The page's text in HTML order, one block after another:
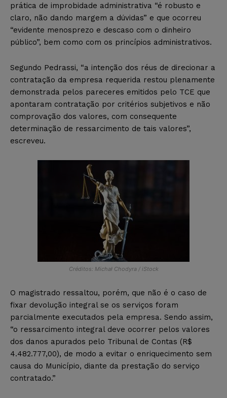
prática de improbidade administrativa “é robusto e
claro, não dando margem a dúvidas” e que ocorreu
“evidente menosprezo e descaso com o dinheiro
público”, bem como com os princípios administrativos.
Segundo Pedrassi, “a intenção dos réus de direcionar a
contratação da empresa requerida restou plenamente
demonstrada pelos pareceres emitidos pelo TCE que
apontaram contratação por critérios subjetivos e não
comprovação dos valores, com consequente
determinação de ressarcimento de tais valores”,
escreveu.
Créditos: Michał Chodyra / iStock
O magistrado ressaltou, porém, que não é o caso de
fixar devolução integral se os serviços foram
parcialmente executados pela empresa. Sendo assim,
“o ressarcimento integral deve ocorrer pelos valores
dos danos apurados pelo Tribunal de Contas (R$
4.482.777,00), de modo a evitar o enriquecimento sem
causa do Município, diante da prestação do serviço
contratado.”